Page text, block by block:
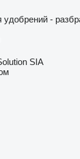
удобрений -
SIA